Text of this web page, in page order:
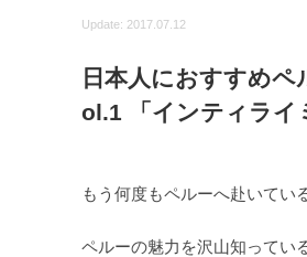
Update: 2017.07.12
日本人におすすめペ
ol.1 「インティライ
もう何度もペルーへ赴いてい
ペルーの魅力を沢山知ってい